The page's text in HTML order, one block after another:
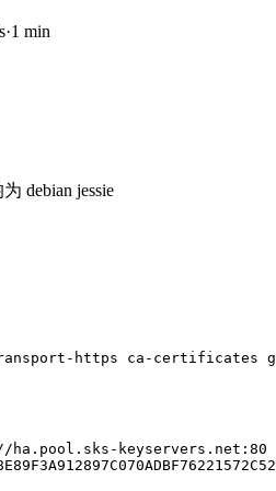
·1 min
debian jessie
ha.pool.sks-keyservers.net:80